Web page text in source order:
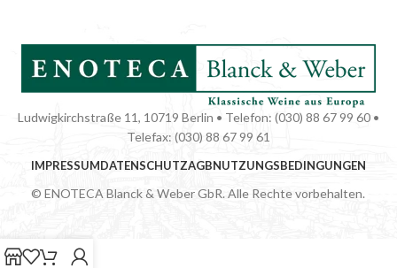
Ludwigkirchstraße 11, 10719 Berlin • Telefon: (030) 88 67 99 60 •
Telefax: (030) 88 67 99 61
IMPRESSUMDATENSCHUTZAGBNUTZUNGSBEDINGUNGEN
© ENOTECA Blanck & Weber GbR. Alle Rechte vorbehalten.